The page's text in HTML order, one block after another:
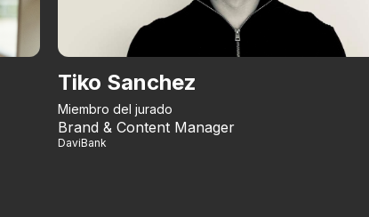
Tiko Sanchez
Miembro del jurado
Brand & Content Manager
DaviBank